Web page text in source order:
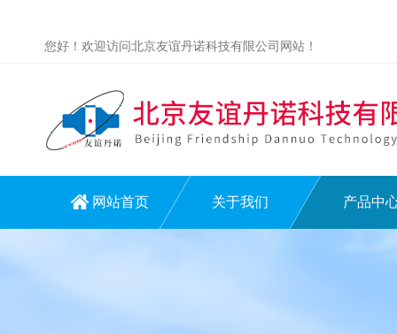
您好！欢迎访问北京友谊丹诺科技有限公司网站！
网站首页 关于我们 产品中